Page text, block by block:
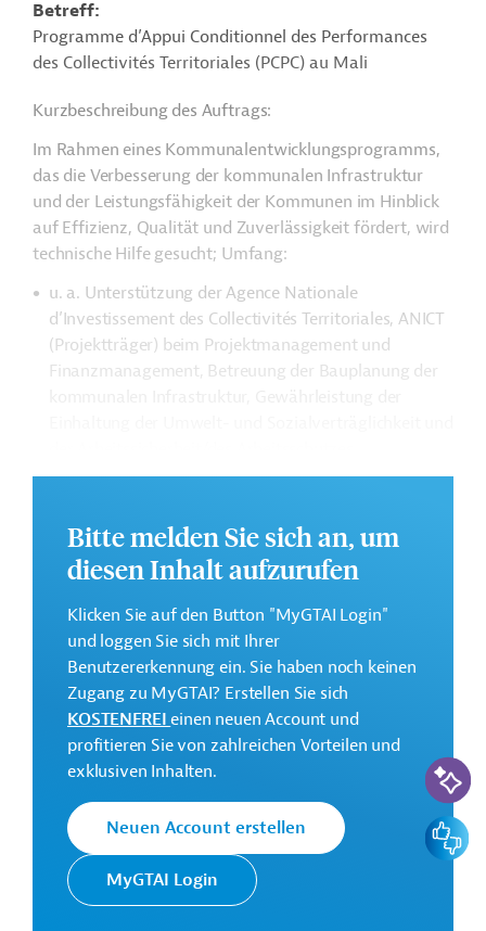
Betreff
Programme d’Appui Conditionnel des Performances
des Collectivités Territoriales (PCPC) au Mali
Kurzbeschreibung des Auftrags:
Im Rahmen eines Kommunalentwicklungsprogramms,
das die Verbesserung der kommunalen Infrastruktur
und der Leistungsfähigkeit der Kommunen im Hinblick
auf Effizienz, Qualität und Zuverlässigkeit fördert, wird
technische Hilfe gesucht; Umfang:
u. a. Unterstützung der Agence Nationale
d’Investissement des Collectivités Territoriales, ANICT
(Projektträger) beim Projektmanagement und
Finanzmanagement, Betreuung der Bauplanung der
Durchführung der Beschaffungsverfahren,
Gopa Infra GmbH (Federführung), Konsortium mit
Ambero GmbH
Startdatum und Dauer des Vertrags: 0 1.02.2025 - 48
Monate
Vertragssumme (Währung gem. Auftrag):
1.660.785,10
Weitere Details zu dieser Meldung (und etwaig
aufgeführten Downloads) liegen hier nicht vor. Interne
Bitte melden Sie sich an, um
diesen Inhalt aufzurufen
Klicken Sie auf den Button "MyGTAI Login"
und loggen Sie sich mit Ihrer
Benutzererkennung ein. Sie haben noch keinen
Zugang zu MyGTAI? Erstellen Sie sich
KOSTENFREIeinen neuen Account und
profitieren Sie von zahlreichen Vorteilen und
exklusiven Inhalten.
Neuen Account erstellen
MyGTAI Login
KI-